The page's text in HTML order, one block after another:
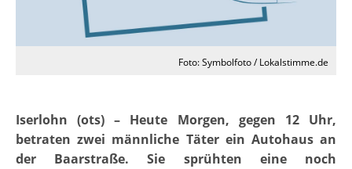
Foto: Symbolfoto / Lokalstimme.de
Iserlohn (ots) – Heute Morgen, gegen 12 Uhr,
betraten zwei männliche Täter ein Autohaus an
der Baarstraße. Sie sprühten eine noch